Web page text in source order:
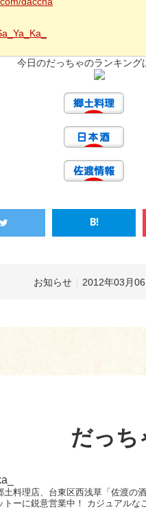
今日のだっちゃのランキング
お知らせ 2012年03月06
だっち
土料理店、台東区西浅草「佐渡の
トーに鋭意営業中！
カジュアルな